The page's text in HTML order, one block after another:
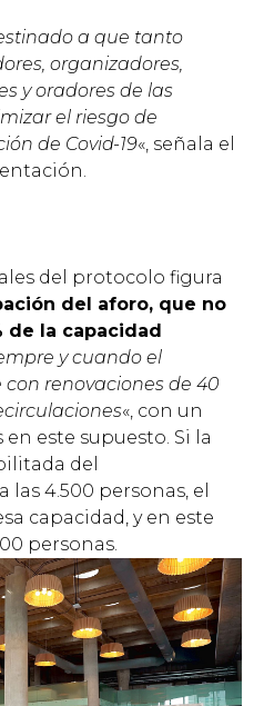
a que tanto
organizadores,
y oradores de las
el riesgo de
de Covid-19«, señala el
del protocolo figura
del aforo, que no
de la capacidad
y cuando el
renovaciones de 40
«, con un
este supuesto. Si la
del
4.500 personas, el
capacidad, y en este
personas.